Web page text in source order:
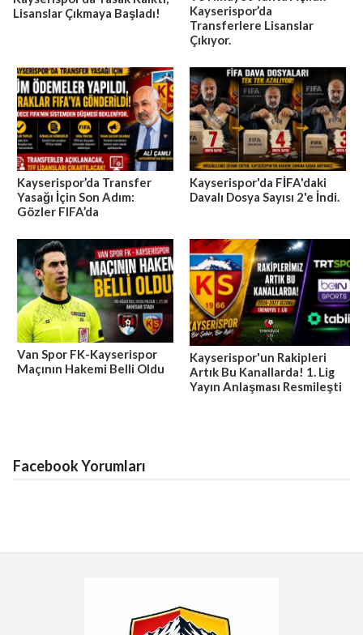
Lisanslar Çıkmaya Başladı!
Kayserispor’da
Transferlere Lisanslar
Çıkıyor.
Kayserispor’da Transfer
Yasağı İçin Son Adım:
Gözler FIFA’da
Kayserispor'da FİFA'daki
Davalı Dosya Sayısı 2'e İndi.
Van Spor FK-Kayserispor
Maçının Hakemi Belli Oldu
Kayserispor'un Rakipleri
Artık Bu Kanallarda! 1. Lig
Yayın Anlaşması Resmileşti
Facebook Yorumları